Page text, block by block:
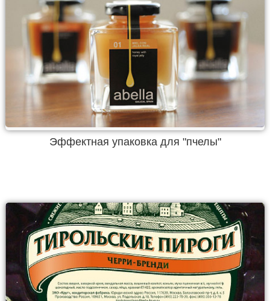
Эффектная упаковка для "пчелы"